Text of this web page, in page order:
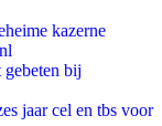
kazerne
bij
jaar cel en tbs voor